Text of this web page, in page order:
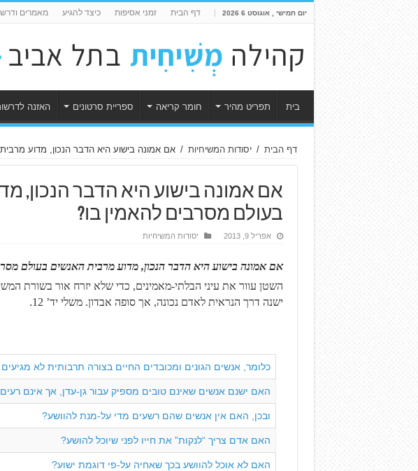
יום חמישי , אוגוסט 6 2026 דף הבית זמני אסיפות כיצד להגיע מאמרים
בית תפריט מהיר חומר קריאה ספריית סרטונים האזנה
דף הבית / יסודות המשיחיות / אם אמונה בישוע היא הדבר הנכון, מדוע
אם אמונה בישוע היא הדבר הנכון,
בעולם מסרבים להאמין בו?
אפריל 9, 2013 יסודות המשיחיות
אם אמונה בישוע היא הדבר הנכון, מדוע מרבית האנשים בעולם
ישנה דרך הנראית לאדם נכונה, אך סופה אבדון. משלי יד’ 12
.
כלומר, אנשים הגונים ומכובדים החיים בצורה תרבותית לא מגיעים
האם ישנם אנשים שאינם טובים מספיק עבור גן-עדן, אך אינם
ובכן, האם אין אנשים שהם רשעים מדי על-מנת להוושע?
האם אדם צריך “לנקות” את חייו לפני שיוכל להושע?
האם לא אוכל להוושע בכך שאחיה על-פי דוגמת ישוע?